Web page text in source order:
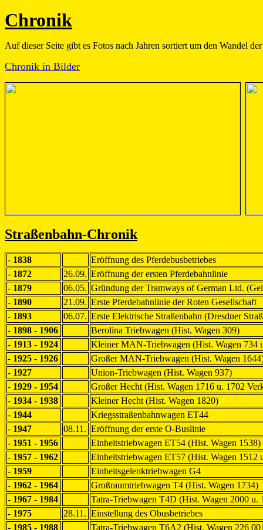
Chronik
Auf dieser Seite gibt es Fotos nach Jahren sortiert um den Wandel
Chronik in Bilder
Straßenbahn-Chronik
- 1838
Eröffnung des Pferdebusbetriebes
- 1872 26.09. Eröffnung der ersten Pferdebahnlinie
- 1879 06.05. Gründung der Tramways of German Ltd.
- 1890 21.09. Erste Pferdebahnlinie der Roten Gesellschaft
- 1893 06.07. Erste Elektrische Straßenbahn (Dresdner
- 1898 - 1906
Berolina Triebwagen (Hist. Wagen 309)
- 1913 - 1924
Kleiner MAN-Triebwagen (Hist. Wagen 734
- 1925 - 1926
Großer MAN-Triebwagen (Hist. Wagen
- 1927
Union-Triebwagen (Hist. Wagen 937)
- 1929 - 1954
Großer Hecht (Hist. Wagen 1716 u. 1702
- 1934 - 1938
Kleiner Hecht (Hist. Wagen 1820)
- 1944
Kriegsstraßenbahnwagen ET44
- 1947 08.11. Eröffnung der erste O-Buslinie
- 1951 - 1956
Einheitstriebwagen ET54 (Hist. Wagen 1538)
- 1957 - 1962
Einheitstriebwagen ET57 (Hist. Wagen 1512
- 1959
Einheitsgelenktriebwagen G4
- 1962 - 1964
Großraumtriebwagen T4 (Hist. Wagen 1734)
- 1967 - 1984
Tatra-Triebwagen T4D (Hist. Wagen 2000 u.
- 1975 28.11. Einstellung des Obusbetriebes
- 1985 - 1988
Tatra-Triebwagen T6A2 (Hist. Wagen 226